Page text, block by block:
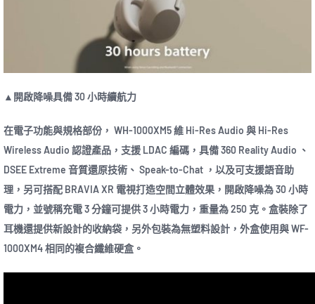
▲開啟降噪具備 30 小時續航力
在電子功能與規格部份， WH-1000XM5 維 Hi-Res Audio 與 Hi-Res
Wireless Audio 認證產品，支援 LDAC 編碼，具備 360 Reality Audio 、
DSEE Extreme 音質還原技術、 Speak-to-Chat ，以及可支援語音助
理，另可搭配 BRAVIA XR 電視打造空間立體效果，開啟降噪為 30 小時
電力，並號稱充電 3 分鐘可提供 3 小時電力，重量為 250 克。盒裝除了
耳機還提供新設計的收納袋，另外包裝為無塑料設計，外盒使用與 WF-
1000XM4 相同的複合纖維硬盒。